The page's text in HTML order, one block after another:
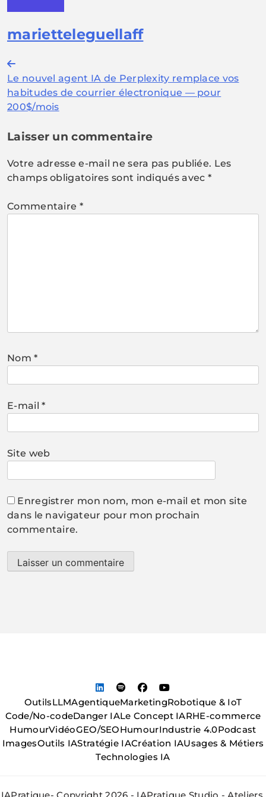
marietteleguellaff
Navigation
de
l’article
Le nouvel agent IA de Perplexity remplace vos
habitudes de courrier électronique — pour
200$/mois
Laisser un commentaire
Votre adresse e-mail ne sera pas publiée. Les
champs obligatoires sont indiqués avec *
Commentaire *
Nom*
E-mail*
Site web
Enregistrer mon nom, mon e-mail et mon site
dans le navigateur pour mon prochain
commentaire.
OutilsLLMAgentiqueMarketingRobotique & IoT
Code/No-codeDanger IALe Concept IARHE-commerce
HumourVidéoGEO/SEOHumourIndustrie 4.0Podcast
ImagesOutils IAStratégie IACréation IAUsages & Métiers
Technologies IA